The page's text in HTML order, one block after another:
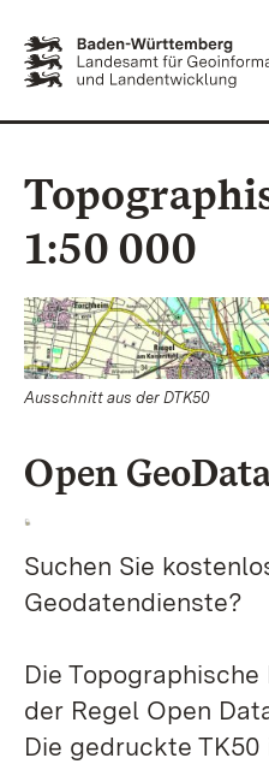
1:50 000
Ausschnitt aus der DTK50
Open
Suchen Sie
Geodatendienste?
Die
der Regel Open
Die gedruckte